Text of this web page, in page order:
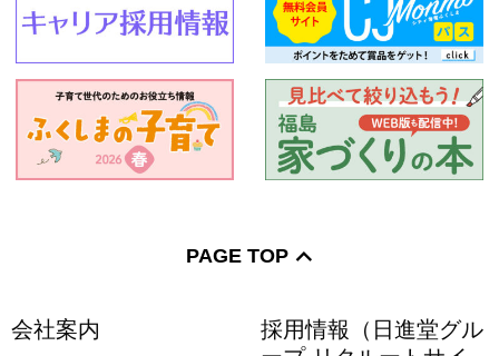
PAGE TOP
会社案内
採用情報（日進堂グル